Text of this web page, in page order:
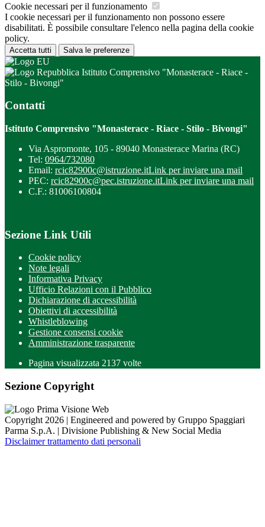
Cookie necessari per il funzionamento
I cookie necessari per il funzionamento non possono essere
disabilitati. È possibile consultare l'elenco nella pagina della cookie
policy.
Accetta tutti Salva le preferenze
Istituto Comprensivo "Monasterace - Riace -
Stilo - Bivongi"
Contatti
Istituto Comprensivo "Monasterace - Riace - Stilo - Bivongi"
Via Aspromonte, 105 - 89040 Monasterace Marina (RC)
Tel: 0964/732080
Email: rcic82900c@istruzione.itLink per inviare una mail
PEC: rcic82900c@pec.istruzione.itLink per inviare una mail
C.F.: 81006100804
Sezione Link Utili
Cookie policy
Note legali
Informativa Privacy
Ufficio Relazioni con il Pubblico
Dichiarazione di accessibilità
Obiettivi di accessibilità
Whistleblowing
Gestione consensi cookie
Amministrazione trasparente
Pagina visualizzata 2137 volte
Sezione Copyright
Copyright 2026 | Engineered and powered by Gruppo Spaggiari
Parma S.p.A. | Divisione Publishing & New Social Media
Disclaimer trattamento dati personali